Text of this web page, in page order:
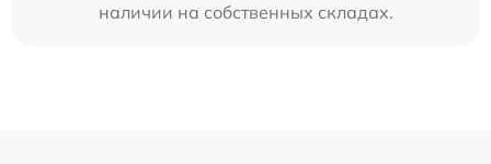
наличии на собственных складах.